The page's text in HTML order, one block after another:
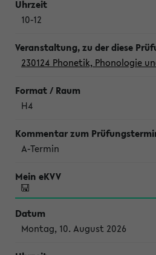
10-12
230124 Phonetik, Phonologie
H4
A-Termin
Montag, 10. August 2026